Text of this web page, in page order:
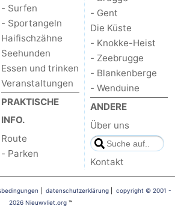
- Surfen
- Sportangeln
Haifischzähne
Seehunden
Essen und trinken
Veranstaltungen
PRAKTISCHE
INFO.
Route
- Parken
- Gent
Die Küste
- Knokke-Heist
- Zeebrugge
- Blankenberge
- Wenduine
ANDERE
Über uns
Kontakt
datenschutzerklärung| copyright © 2001 -
2026 Nieuwvliet.org™